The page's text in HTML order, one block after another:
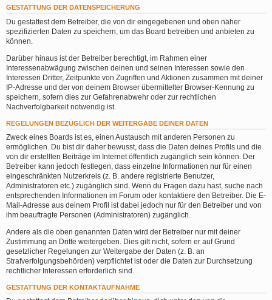
GESTATTUNG DER DATENSPEICHERUNG
Du gestattest dem Betreiber, die von dir eingegebenen und oben näher
spezifizierten Daten zu speichern, um das Board betreiben und anbieten zu
können.
Darüber hinaus ist der Betreiber berechtigt, im Rahmen einer
Interessenabwägung zwischen deinen und seinen Interessen sowie den
Interessen Dritter, Zeitpunkte von Zugriffen und Aktionen zusammen mit deiner
IP-Adresse und der von deinem Browser übermittelter Browser-Kennung zu
speichern, sofern dies zur Gefahrenabwehr oder zur rechtlichen
Nachverfolgbarkeit notwendig ist.
REGELUNGEN BEZÜGLICH DER WEITERGABE DEINER DATEN
Zweck eines Boards ist es, einen Austausch mit anderen Personen zu
ermöglichen. Du bist dir daher bewusst, dass die Daten deines Profils und die
von dir erstellten Beiträge im Internet öffentlich zugänglich sein können. Der
Betreiber kann jedoch festlegen, dass einzelne Informationen nur für einen
eingeschränkten Nutzerkreis (z. B. andere registrierte Benutzer,
Administratoren etc.) zugänglich sind. Wenn du Fragen dazu hast, suche nach
entsprechenden Informationen im Forum oder kontaktiere den Betreiber. Die E-
Mail-Adresse aus deinem Profil ist dabei jedoch nur für den Betreiber und von
ihm beauftragte Personen (Administratoren) zugänglich.
Andere als die oben genannten Daten wird der Betreiber nur mit deiner
Zustimmung an Dritte weitergeben. Dies gilt nicht, sofern er auf Grund
gesetzlicher Regelungen zur Weitergabe der Daten (z. B. an
Strafverfolgungsbehörden) verpflichtet ist oder die Daten zur Durchsetzung
rechtlicher Interessen erforderlich sind.
GESTATTUNG DER KONTAKTAUFNAHME